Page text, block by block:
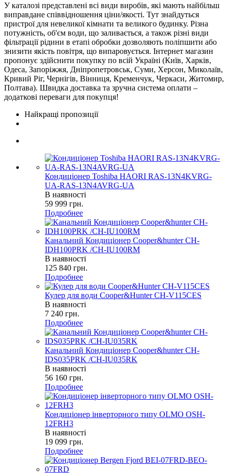
У каталозі представлені всі види виробів, які мають найбільш
виправдане співвідношення ціни/якості. Тут знайдуться
пристрої для невеликої кімнати та великого будинку. Різна
потужність, об'єм води, що заливається, а також різні види
фільтрації рідини в етапі обробки дозволяють поліпшити або
знизити якість повітря, що випаровується. Інтернет магазин
пропонує здійснити покупку по всій Україні (Київ, Харків,
Одеса, Запоріжжя, Дніпропетровськ, Суми, Херсон, Миколаїв,
Кривий Ріг, Чернігів, Вінниця, Кременчук, Черкаси, Житомир,
Полтава). Швидка доставка та зручна система оплати –
додаткові переваги для покупця!
Найкращі пропозиції
Кондиціонер Toshiba HAORI RAS-13N4KVRG-
UA-RAS-13N4AVRG-UA
В наявності
59 999 грн.
Подробнее
Канальний Кондиціонер Cooper&hunter CH-
IDH100PRK /CH-IU100RM
В наявності
125 840 грн.
Подробнее
Кулер для води Cooper&Hunter CH-V115CES
В наявності
7 240 грн.
Подробнее
Канальний Кондиціонер Cooper&hunter CH-
IDS035PRK /CH-IU035RK
В наявності
56 160 грн.
Подробнее
Кондиціонер інверторного типу OLMO OSH-
12FRH3
В наявності
19 099 грн.
Подробнее